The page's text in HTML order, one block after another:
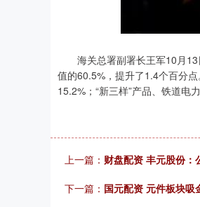
海关总署副署长王军10月13
值的60.5%，提升了1.4个百分
15.2%；“新三样”产品、铁道电
上一篇： 财盘配资 丰元股份：
下一篇： 国元配资 元件板块吸